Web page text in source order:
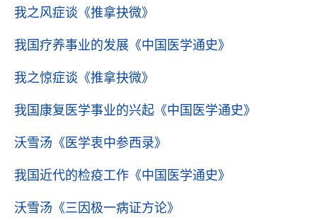
我之风症谈 《推拿抉微》
我国疗养事业的发展 《中国医学通史》
我之惊症谈 《推拿抉微》
我国康复医学事业的兴起 《中国医学通史》
沃雪汤 《医学衷中参西录》
我国近代的检疫工作 《中国医学通史》
沃雪汤 《三因极一病证方论》